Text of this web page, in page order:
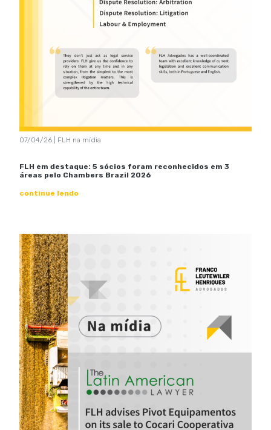
07/04/26 | FLH na mídia
FLH em destaque: 5 sócios foram reconhecidos em 3
áreas pelo Chambers Brazil 2026
continue lendo